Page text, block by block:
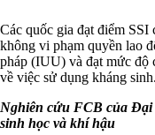
Các quốc gia đạt điểm
không vi phạm quyền lao
pháp (IUU) và đạt mức độ
về việc sử dụng kháng sinh.
Nghiên cứu FCB của
sinh học và khí hậu